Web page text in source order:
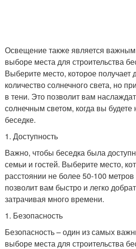
Освещение также является
выборе места для строительства
Выберите место, которое получает
количество солнечного света, но
в тени. Это позволит вам
солнечным светом, когда вы будете
беседке.
1. Доступность
Важно, чтобы беседка была
семьи и гостей. Выберите место,
расстоянии не более 50-100
позволит вам быстро и легко
затрачивая много времени.
1. Безопасность
Безопасность – один из самых
выборе места для строительства